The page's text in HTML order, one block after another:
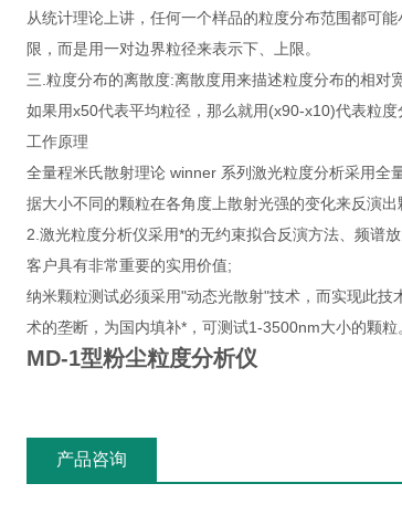
从统计理论上讲，任何一个样品的粒度分布范围都可
限，而是用一对边界粒径来表示下、上限。
三.粒度分布的离散度:离散度用来描述粒度分布的相
如果用x50代表平均粒径，那么就用(x90-x10)代表粒度
工作原理
全量程米氏散射理论 winner 系列激光粒度分析采用全
据大小不同的颗粒在各角度上散射光强的变化来反演
2.激光粒度分析仪采用*的无约束拟合反演方法、频谱
客户具有非常重要的实用价值;
纳米颗粒测试必须采用"动态光散射"技术，而实现此
术的垄断，为国内填补*，可测试1-3500nm大小的颗粒
MD-1型粉尘粒度分析仪
产品咨询